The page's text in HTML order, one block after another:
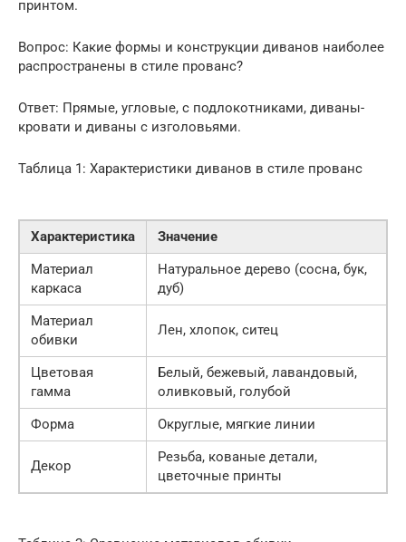
принтом.
Вопрос: Какие формы и конструкции диванов наиболее
распространены в стиле прованс?
Ответ: Прямые, угловые, с подлокотниками, диваны-
кровати и диваны с изголовьями.
Таблица 1: Характеристики диванов в стиле прованс
Характеристика
Значение
Материал
каркаса
Натуральное дерево (сосна, бук,
дуб)
Материал
обивки
Лен, хлопок, ситец
Цветовая
гамма
Белый, бежевый, лавандовый,
оливковый, голубой
Форма
Округлые, мягкие линии
Декор
Резьба, кованые детали,
цветочные принты